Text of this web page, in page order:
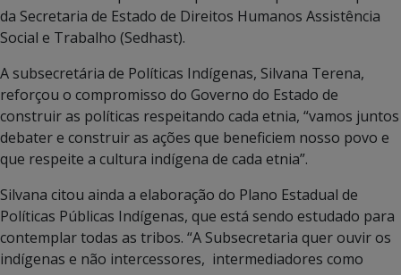
da Secretaria de Estado de Direitos Humanos Assistência
Social e Trabalho (Sedhast).
A subsecretária de Políticas Indígenas, Silvana Terena,
reforçou o compromisso do Governo do Estado de
construir as políticas respeitando cada etnia, “vamos juntos
debater e construir as ações que beneficiem nosso povo e
que respeite a cultura indígena de cada etnia”.
Silvana citou ainda a elaboração do Plano Estadual de
Políticas Públicas Indígenas, que está sendo estudado para
contemplar todas as tribos. “A Subsecretaria quer ouvir os
indígenas e não intercessores, intermediadores como